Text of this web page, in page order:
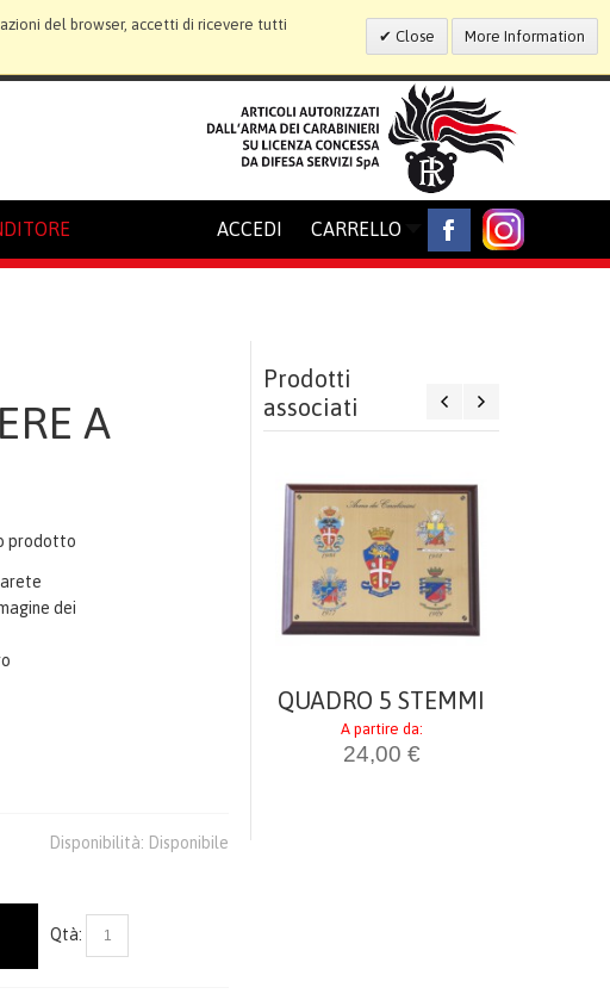
del browser, accetti di ricevere tutti
Close More Information
CARRELLO
ACCEDI
A
prodotto
dei
Disponibilità: Disponibile
Qtà:
Prodotti
associati
QUADRO 5 STEMMI
A partire da:
24,00 €